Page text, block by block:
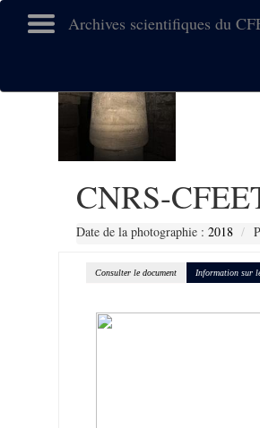
Archives scientifiques du
CNRS-
Date de la photographie : 2018
Consulter le document Information sur